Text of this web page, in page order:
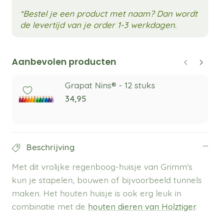
*Bestel je een product met naam? Dan wordt
de levertijd van je order 1-3 werkdagen.
Aanbevolen producten
Grapat Nins® - 12 stuks
34,95
Beschrijving
Met dit vrolijke regenboog-huisje van Grimm's
kun je stapelen, bouwen of bijvoorbeeld tunnels
maken. Het houten huisje is ook erg leuk in
combinatie met de houten dieren van Holztiger.